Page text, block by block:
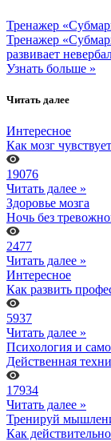
Тренажер
Тренажер
развивает
Узнать больше »
Читать далее
Интересное
Как мозг
19076
Читать далее »
Здоровье мозга
Ночь без
2477
Читать далее »
Интересное
Как развить
5937
Читать далее »
Психология и
Действенная
17934
Читать далее »
Тренируй
Как